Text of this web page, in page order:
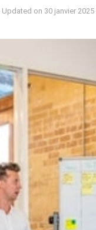
on 30 janvier 2025